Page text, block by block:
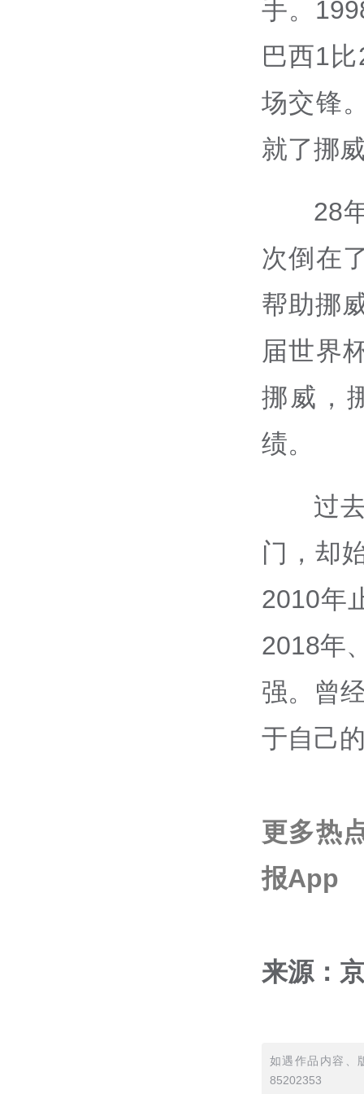
手。
巴西1
场交锋
就了挪
28
次倒在
帮助挪
届世界
挪威，
绩。
过
门，却
2010年
2018年
强。曾
于自己
更多热
报App
来源：
如遇作品内容、
85202353